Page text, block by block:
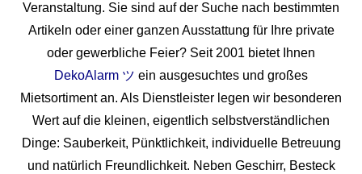
Veranstaltung. Sie sind auf der Suche nach bestimmten
Artikeln oder einer ganzen Ausstattung für Ihre private
oder gewerbliche Feier? Seit 2001 bietet Ihnen
DekoAlarm ツ ein ausgesuchtes und großes
Mietsortiment an. Als Dienstleister legen wir besonderen
Wert auf die kleinen, eigentlich selbstverständlichen
Dinge: Sauberkeit, Pünktlichkeit, individuelle Betreuung
und natürlich Freundlichkeit. Neben Geschirr, Besteck